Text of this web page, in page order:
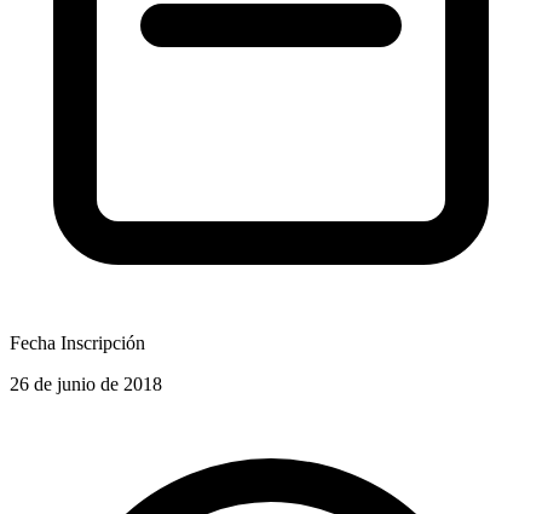
Fecha Inscripción
26 de junio de 2018